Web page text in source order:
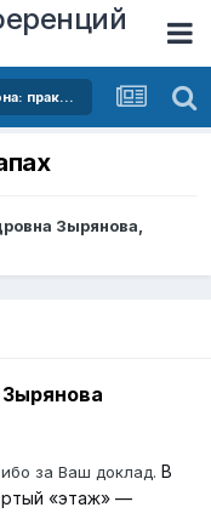
Научно-технологический потенциал региона: практика оценки в рамках новых подходов
Зырянова,
за Ваш доклад. В
«этаж» —